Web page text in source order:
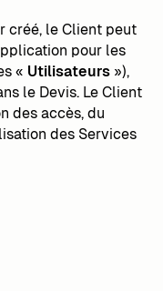
créé, le Client peut
pour les
« Utilisateurs»),
le Devis. Le Client
des accès, du
des Services